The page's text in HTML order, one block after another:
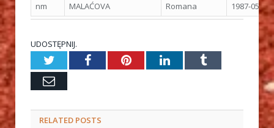
nm
MALAĆOVA Romana 1987-05-15
UDOSTĘPNIJ.
TwitterFacebookPinterestLinkedInTumblr
Email
RELATED POSTS